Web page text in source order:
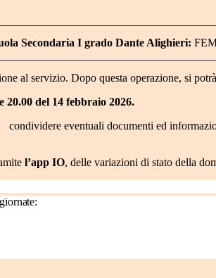
Secondaria I grado Dante Alighieri:
al servizio. Dopo questa operazione, si
20.00 del 14 febbraio 2026.
eventuali documenti ed
l’app IO, delle variazioni di stato della
giornate: